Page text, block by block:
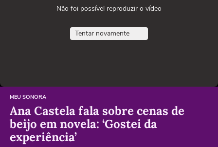
Não foi possível reproduzir o vídeo
Tentar novamente
MEU SONORA
Ana Castela fala sobre cenas de
beijo em novela: ‘Gostei da
experiência’